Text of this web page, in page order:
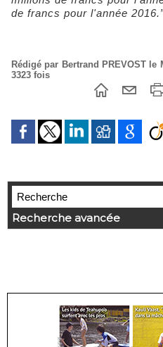
de francs pour l'année
Rédigé par Bertrand PREVOST le
3323 fois
Recherche avancée